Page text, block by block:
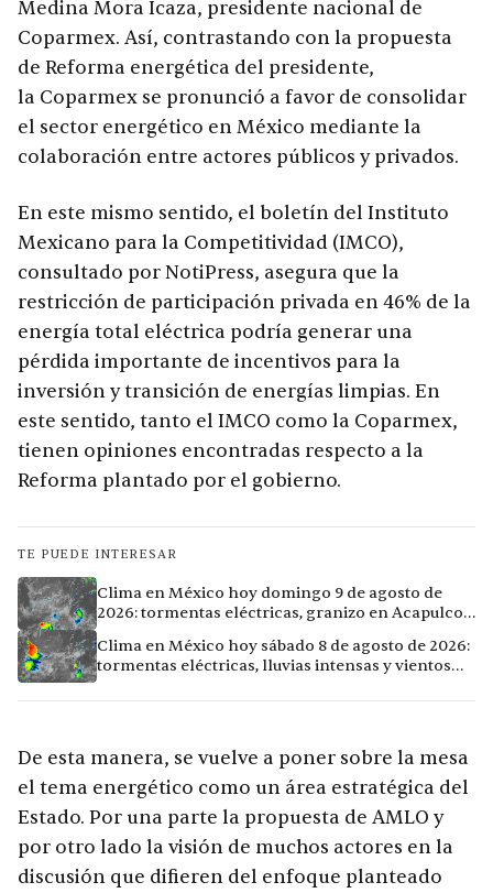
Medina Mora Icaza, presidente nacional de
Coparmex. Así, contrastando con la propuesta
de Reforma energética del presidente,
la Coparmex se pronunció a favor de consolidar
el sector energético en México mediante la
colaboración entre actores públicos y privados.
En este mismo sentido, el boletín del Instituto
Mexicano para la Competitividad (IMCO),
consultado por NotiPress, asegura que la
restricción de participación privada en 46% de la
energía total eléctrica podría generar una
pérdida importante de incentivos para la
inversión y transición de energías limpias. En
este sentido, tanto el IMCO como la Coparmex,
tienen opiniones encontradas respecto a la
Reforma plantado por el gobierno.
TE PUEDE INTERESAR
Clima en México hoy domingo 9 de agosto de
2026: tormentas eléctricas, granizo en Acapulco y
Clima en México hoy sábado 8 de agosto de 2026:
tormentas eléctricas, lluvias intensas y vientos
De esta manera, se vuelve a poner sobre la mesa
el tema energético como un área estratégica del
Estado. Por una parte la propuesta de AMLO y
por otro lado la visión de muchos actores en la
discusión que difieren del enfoque planteado